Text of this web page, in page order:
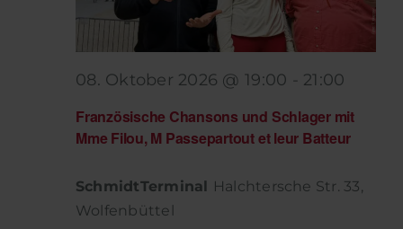
Französische Chansons und Schlager mit
Mme Filou, M Passepartout et leur Batteur
08. Oktober 2026 @ 19:00 - 21:00
SchmidtTerminal Halchtersche Str. 33,
Wolfenbüttel